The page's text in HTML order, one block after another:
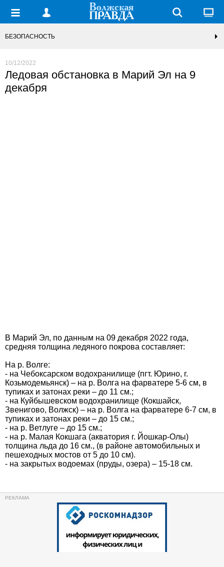
БЕЗОПАСНОСТЬ
10/12/2022
Ледовая обстановка в Марий Эл на 9
декабря
В Марий Эл, по данным на 09 декабря 2022 года,
средняя толщина ледяного покрова составляет:
На р. Волге:
- на Чебоксарском водохранилище (пгт. Юрино, г.
Козьмодемьянск) – на р. Волга на фарватере 5-6 см, в
тупиках и затонах реки – до 11 см.;
- на Куйбышевском водохранилище (Кокшайск,
Звенигово, Волжск) – на р. Волга на фарватере 6-7 см, в
тупиках и затонах реки – до 15 см.;
- на р. Ветлуге – до 15 см.;
- на р. Малая Кокшага (акватория г. Йошкар-Олы)
толщина льда до 16 см., (в районе автомобильных и
пешеходных мостов от 5 до 10 см).
- на закрытых водоемах (пруды, озера) – 15-18 см.